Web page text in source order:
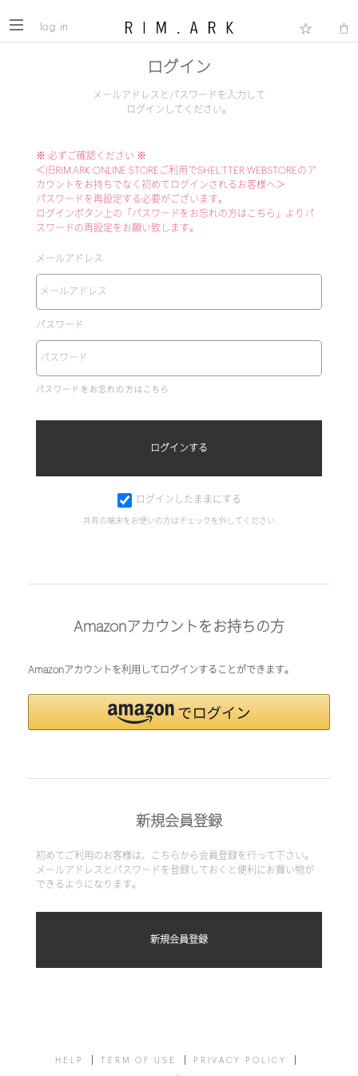
log in
ログイン
メールアドレスとパスワードを入力して
ログインしてください。
※ 必ずご確認ください ※
＜旧RIM.ARK ONLINE STOREご利用でSHEL'TTER WEBSTOREのア
カウントをお持ちでなく初めてログインされるお客様へ＞
パスワードを再設定する必要がございます。
ログインボタン上の「パスワードをお忘れの方はこちら」よりパ
スワードの再設定をお願い致します。
メールアドレス
パスワード
パスワードをお忘れの方はこちら
ログインしたままにする
共有の端末をお使いの方はチェックを外してください
Amazonアカウントをお持ちの方
Amazonアカウントを利用してログインすることができます。
新規会員登録
初めてご利用のお客様は、こちらから会員登録を行って下さい。
メールアドレスとパスワードを登録しておくと便利にお買い物が
できるようになります。
HELP TERM OF USE PRIVACY POLICY